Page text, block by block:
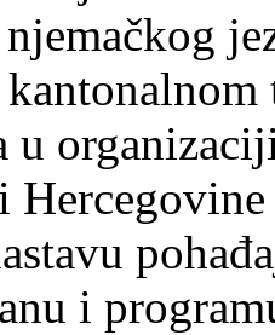
u
i